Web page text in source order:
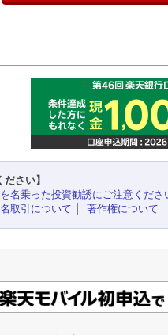
ださい】
を名乗った投資勧誘にご注意くださ
取引について
著作権について